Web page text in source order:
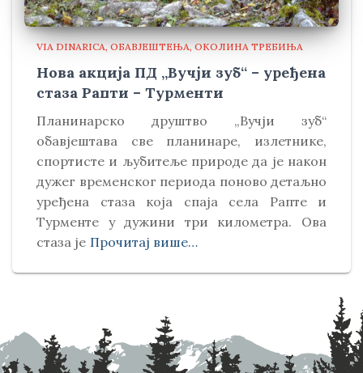
VIA DINARICA ОБАВЈЕШТЕЊА ОКОЛИНА ТРЕБИЊА
Нова акција ПД „Вучји зуб“ – уређена
стаза Рапти – Турменти
Планинарско друштво „Вучји зуб“
обавјештава све планинаре, излетнике,
спортисте и љубитеље природе да је након
дужег временског периода поново детаљно
уређена стаза која спаја села Рапте и
Турменте у дужини три километра. Ова
стаза је Прочитај више…